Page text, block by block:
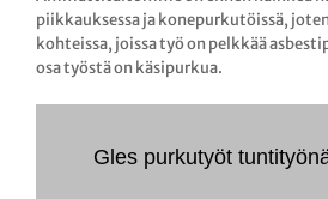
piikkauksessa ja konepurkutöissä,
kohteissa, joissa työ on pelkkää
osa työstä on käsipurkua.
Gles purkutyöt